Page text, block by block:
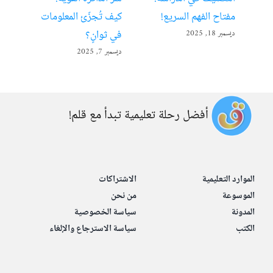
مفتاح الفهم السريع!
ديسمبر 18, 2025
كيف تُجزّئ المعلومات
في ثوانٍ؟
ديسمبر 7, 2025
أفضل رحلة تعليمية تبدأ مع قلم!
الموارد التعليمية
الموسوعة
المدونة
الكتب
الاشتراكات
من نحن
سياسة الخصوصية
سياسة الاسترجاع والإلغاء